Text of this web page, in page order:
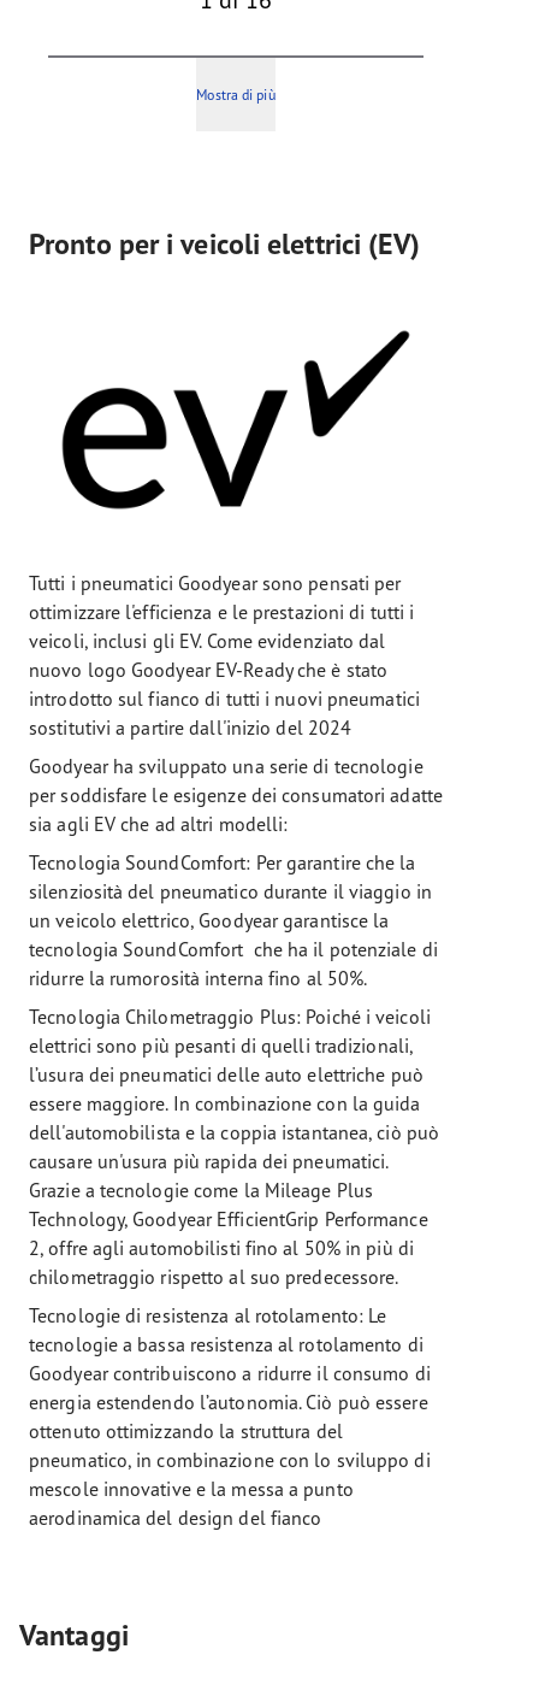
Mostra di più
Pronto per i veicoli elettrici (EV)
Tutti i pneumatici Goodyear sono pensati per
ottimizzare l'efficienza e le prestazioni di tutti i
veicoli, inclusi gli EV. Come evidenziato dal
nuovo logo Goodyear EV-Ready che è stato
introdotto sul fianco di tutti i nuovi pneumatici
sostitutivi a partire dall'inizio del 2024
Goodyear ha sviluppato una serie di tecnologie
per soddisfare le esigenze dei consumatori adatte
sia agli EV che ad altri modelli:
Tecnologia SoundComfort: Per garantire che la
silenziosità del pneumatico durante il viaggio in
un veicolo elettrico, Goodyear garantisce la
tecnologia SoundComfort che ha il potenziale di
ridurre la rumorosità interna fino al 50%.
Tecnologia Chilometraggio Plus: Poiché i veicoli
elettrici sono più pesanti di quelli tradizionali,
l’usura dei pneumatici delle auto elettriche può
essere maggiore. In combinazione con la guida
dell'automobilista e la coppia istantanea, ciò può
causare un'usura più rapida dei pneumatici.
Grazie a tecnologie come la Mileage Plus
Technology, Goodyear EfficientGrip Performance
2, offre agli automobilisti fino al 50% in più di
chilometraggio rispetto al suo predecessore.
Tecnologie di resistenza al rotolamento: Le
tecnologie a bassa resistenza al rotolamento di
Goodyear contribuiscono a ridurre il consumo di
energia estendendo l’autonomia. Ciò può essere
ottenuto ottimizzando la struttura del
pneumatico, in combinazione con lo sviluppo di
mescole innovative e la messa a punto
aerodinamica del design del fianco
Vantaggi